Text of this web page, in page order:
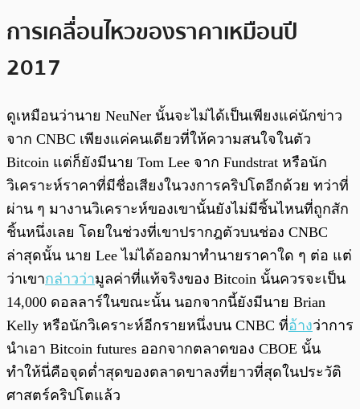
การเคลื่อนไหวของราคาเหมือนปี
2017
ดูเหมือนว่านาย NeuNer นั้นจะไม่ได้เป็นเพียงแค่นักข่าว
จาก CNBC เพียงแค่คนเดียวที่ให้ความสนใจในตัว
Bitcoin แต่ก็ยังมีนาย Tom Lee จาก Fundstrat หรือนัก
วิเคราะห์ราคาที่มีชื่อเสียงในวงการคริปโตอีกด้วย ทว่าที่
ผ่าน ๆ มางานวิเคราะห์ของเขานั้นยังไม่มีชิ้นไหนที่ถูกสัก
ชิ้นหนึ่งเลย โดยในช่วงที่เขาปรากฎตัวบนช่อง CNBC
ล่าสุดนั้น นาย Lee ไม่ได้ออกมาทำนายราคาใด ๆ ต่อ แต่
ว่าเขากล่าวว่ามูลค่าที่แท้จริงของ Bitcoin นั้นควรจะเป็น
14,000 ดอลลาร์ในขณะนั้น นอกจากนี้ยังมีนาย Brian
Kelly หรือนักวิเคราะห์อีกรายหนึ่งบน CNBC ที่อ้างว่าการ
นำเอา Bitcoin futures ออกจากตลาดของ CBOE นั้น
ทำให้นี่คือจุดต่ำสุดของตลาดขาลงที่ยาวที่สุดในประวัติ
ศาสตร์คริปโตแล้ว